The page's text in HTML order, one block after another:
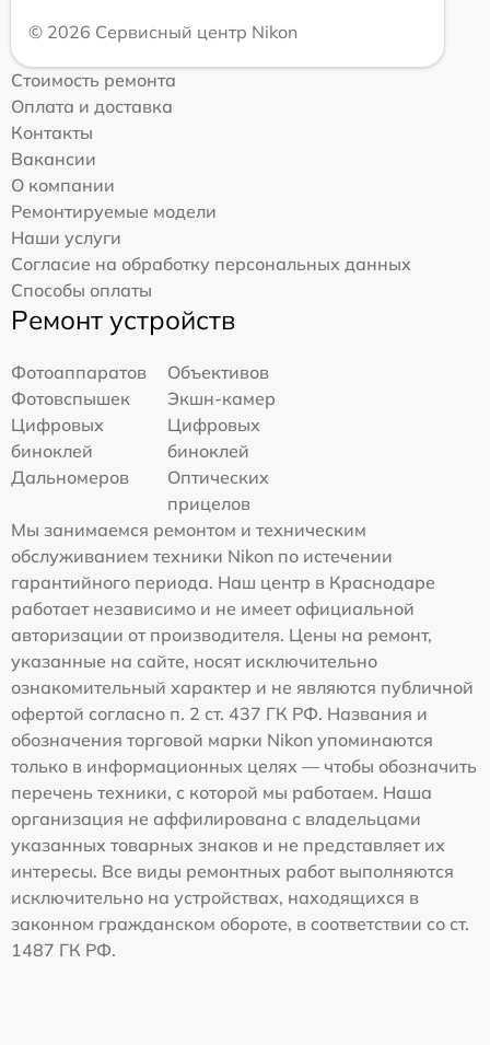
© 2026 Сервисный центр Nikon
Стоимость ремонта
Оплата и доставка
Контакты
Вакансии
О компании
Ремонтируемые модели
Наши услуги
Согласие на обработку персональных данных
Способы оплаты
Ремонт устройств
Фотоаппаратов
Объективов
Фотовспышек
Экшн-камер
Цифровых
биноклей
Цифровых
биноклей
Дальномеров
Оптических
прицелов
Мы занимаемся ремонтом и техническим
обслуживанием техники Nikon по истечении
гарантийного периода. Наш центр в Краснодаре
работает независимо и не имеет официальной
авторизации от производителя. Цены на ремонт,
указанные на сайте, носят исключительно
ознакомительный характер и не являются публичной
офертой согласно п. 2 ст. 437 ГК РФ. Названия и
обозначения торговой марки Nikon упоминаются
только в информационных целях — чтобы обозначить
перечень техники, с которой мы работаем. Наша
организация не аффилирована с владельцами
указанных товарных знаков и не представляет их
интересы. Все виды ремонтных работ выполняются
исключительно на устройствах, находящихся в
законном гражданском обороте, в соответствии со ст.
1487 ГК РФ.